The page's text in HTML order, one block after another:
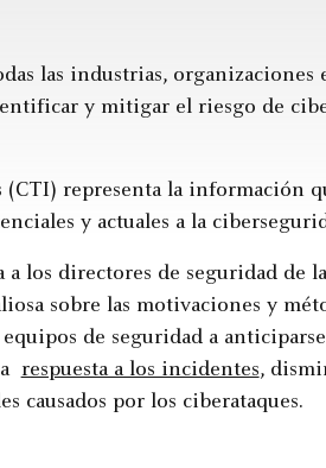
las industrias,
y mitigar el riesgo de
(CTI) representa la información
y actuales a la
los directores de seguridad de
sobre las motivaciones y
de seguridad a
respuesta a los incidentes,
causados por los ciberataques.